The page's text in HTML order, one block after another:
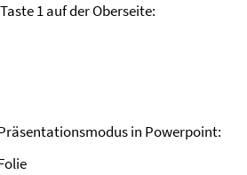
1 auf der Oberseite:
in Powerpoint: